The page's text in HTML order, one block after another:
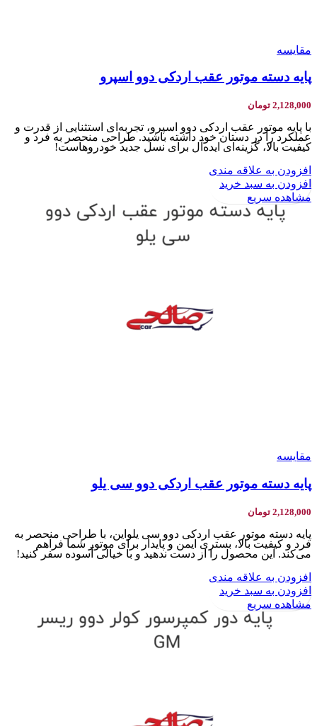
مقایسه
پایه دسته موتور عقب اردکی دوو اسپرو
2,128,000 تومان
با پایه موتور عقب اردکی دوو اسپرو، تجربه‌ای استثنایی از قدرت و
عملکرد را در دستان خود داشته باشید. طراحی منحصر به فرد و
کیفیت بالا، گزینه‌ای ایده‌آل برای نسل جدید خودروهاست!
افزودن به علاقه مندی
افزودن به سبد خرید
مشاهده سریع
مقایسه
پایه دسته موتور عقب اردکی دوو سی یلو
2,128,000 تومان
پایه دسته موتور عقب اردکی دوو سی یلواین، با طراحی منحصر به
فرد و کیفیت بالا، بستری ایمن و پایدار برای موتور شما فراهم
می‌کند. این محصول را از دست ندهید و با خیالی آسوده سفر کنید!
افزودن به علاقه مندی
افزودن به سبد خرید
مشاهده سریع